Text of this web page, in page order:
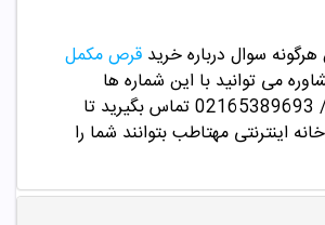
سوال درباره خرید قرص مکمل
می توانید با این شماره ها
تماس بگیرید تا
اینترنتی مهتاطب بتوانند شما را